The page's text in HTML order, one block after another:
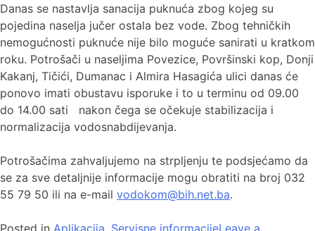
Danas se nastavlja sanacija puknuća zbog kojeg su
pojedina naselja jučer ostala bez vode. Zbog tehničkih
nemogućnosti puknuće nije bilo moguće sanirati u kratkom
roku. Potrošači u naseljima Povezice, Površinski kop, Donji
Kakanj, Tičići, Dumanac i Almira Hasagića ulici danas će
ponovo imati obustavu isporuke i to u terminu od 09.00
do 14.00 sati nakon čega se očekuje stabilizacija i
normalizacija vodosnabdijevanja.
Potrošačima zahvaljujemo na strpljenju te podsjećamo da
se za sve detaljnije informacije mogu obratiti na broj 032
55 79 50 ili na e-mail vodokom@bih.net.ba.
Posted in Aplikacija, Servisne informacijeLeave a